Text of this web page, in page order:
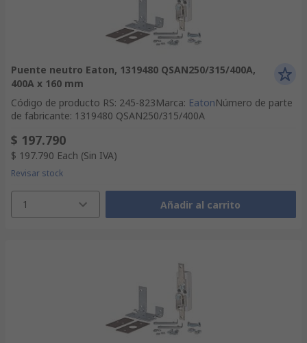
Puente neutro Eaton, 1319480 QSAN250/315/400A,
400A x 160 mm
Código de producto RS: 245-823Marca: EatonNúmero de parte
de fabricante: 1319480 QSAN250/315/400A
$ 197.790
$ 197.790 Each (Sin IVA)
Revisar stock
1 Añadir al carrito